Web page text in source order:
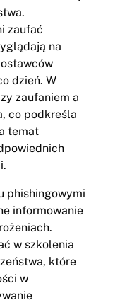
zaufać
na
dzień. W
zaufaniem a
co podkreśla
temat
phishingowymi
informowanie
w szkolenia
które
w